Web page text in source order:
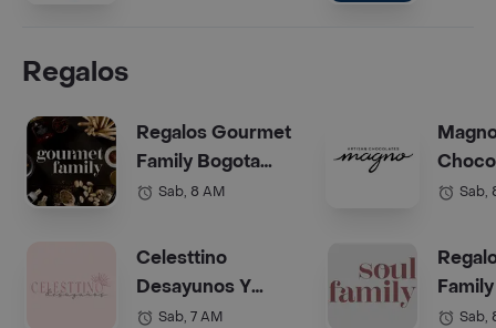
Regalos
Regalos Gourmet
Family Bogota
(Anchetas)
Sab, 8 AM
Celesttino
Desayunos Y
Anchetas Bogotá
Sab, 7 AM
Sab,
Sab,